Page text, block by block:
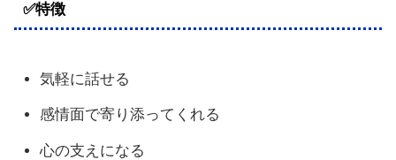
✅特徴
気軽に話せる
感情面で寄り添ってくれる
心の支えになる